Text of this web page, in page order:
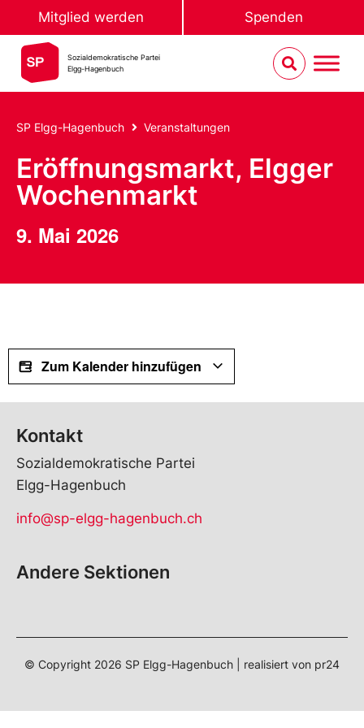
Mitglied werden Spenden
Sozialdemokratische Partei
Elgg-Hagenbuch
SP Elgg-Hagenbuch Veranstaltungen
Eröffnungsmarkt, Elgger
Wochenmarkt
9. Mai 2026
Zum Kalender hinzufügen
Kontakt
Sozialdemokratische Partei
Elgg-Hagenbuch
info@sp-elgg-hagenbuch.ch
Andere Sektionen
© Copyright 2026 SP Elgg-Hagenbuch | realisiert von pr24